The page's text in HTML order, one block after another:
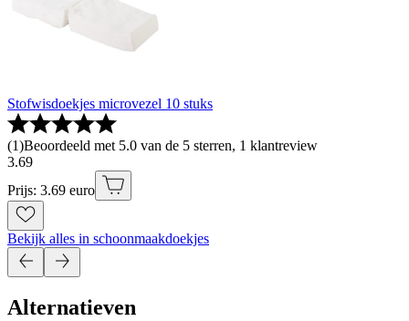
Stofwisdoekjes microvezel 10 stuks
(1)Beoordeeld met 5.0 van de 5 sterren, 1 klantreview
3.69
Prijs: 3.69 euro
Bekijk alles in schoonmaakdoekjes
Alternatieven